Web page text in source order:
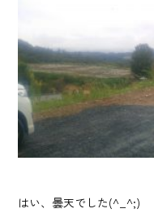
はい、曇天でした(^_^;)